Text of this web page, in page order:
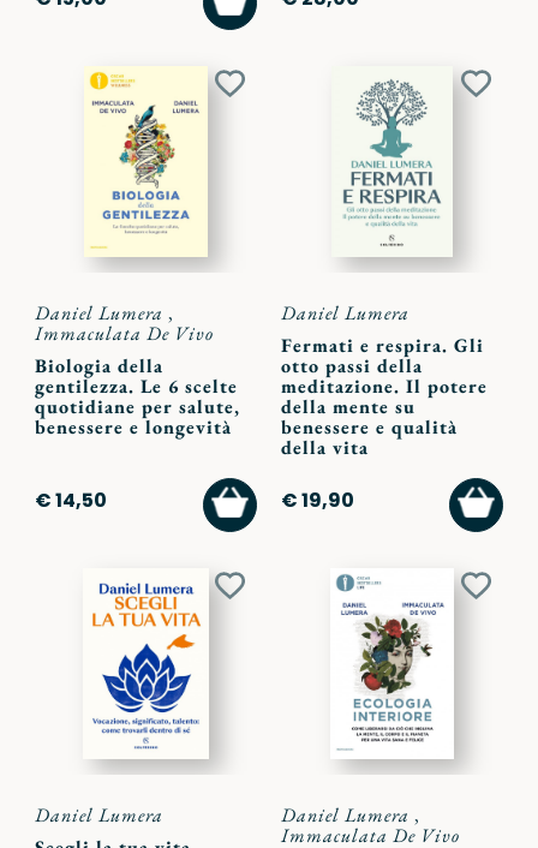
AL
CARRELLO
Aggiungi
Daniel Lumera ,
Immaculata De Vivo
Biologia della
gentilezza. Le 6 scelte
quotidiane per salute,
benessere e longevità
€ 14,50
AGGIUNGI
AL
CARRELLO
Daniel Lumera
Fermati e respira. Gli
otto passi della
meditazione. Il potere
della mente su
benessere e qualità
della vita
€ 19,90
AL
Aggiungi
Daniel Lumera
Daniel Lumera ,
Immaculata De Vivo